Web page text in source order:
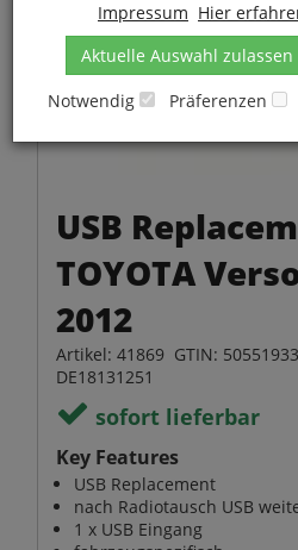
USB
TOYOTA
2012
Artikel: 41869 GTIN:
DE18131251
sofort lieferbar
Key Features
USB Replacement
nach Radiotausch USB
1 x USB Eingang
Impressum Hier
Aktuelle Auswahl zulassen
Notwendig
Präferenzen